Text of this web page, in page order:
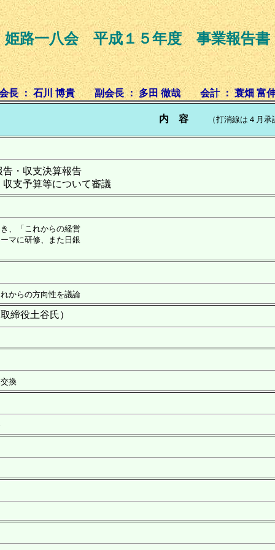
姫路一八会 平成１５年度 事業報告書
長 ： 石川 博貴 副会長 ： 多田 徹哉 会計 ： 蓑畑 富
内 容 （打消線は４月
・収支決算報告
支予算等について審議
、「これからの経営
マに研修、また日銀
からの方向性を議論
締役土谷氏）
換